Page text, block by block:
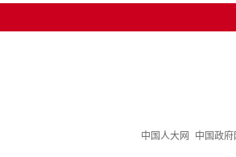
中国人大网 中国政府